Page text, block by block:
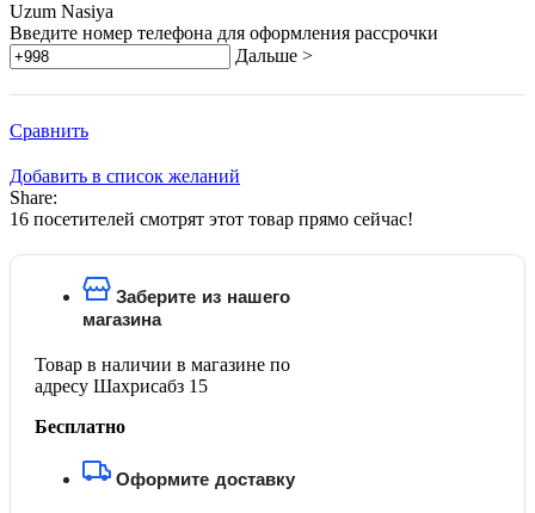
Uzum Nasiya
Введите номер телефона для оформления рассрочки
Дальше >
Сравнить
Добавить в список желаний
Share:
16 посетителей смотрят этот товар прямо сейчас!
Заберите из нашего
магазина
Товар в наличии в магазине по
адресу Шахрисабз 15
Бесплатно
Оформите доставку